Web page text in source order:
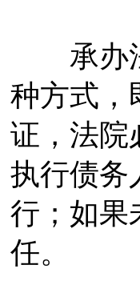
承办法
种方式，
证，法院
执行债务
行；如果
任。